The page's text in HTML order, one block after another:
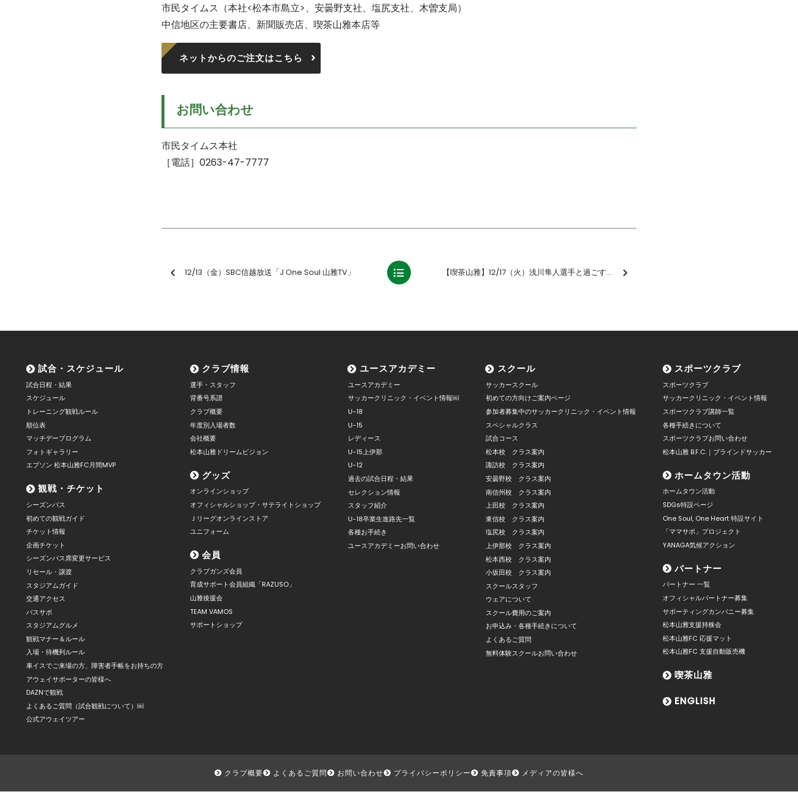
市民タイムス（本社<松本市島立>、安曇野支社、塩尻支社、木曽支局）
中信地区の主要書店、新聞販売店、喫茶山雅本店等
ネットからのご注文はこちら
お問い合わせ
市民タイムス本社
［電話］0263-47-7777
12/13（金）SBC信越放送「J One Soul 山雅TV」 【喫茶山雅】12/17（火）浅川隼人選手と過ごす「感謝のひととき」開催のお知らせ
試合・スケジュール
試合日程・結果
スケジュール
トレーニング観戦ルール
順位表
マッチデープログラム
フォトギャラリー
エプソン 松本山雅FC月間MVP
観戦・チケット
シーズンパス
初めての観戦ガイド
チケット情報
企画チケット
シーズンパス席変更サービス
リセール・譲渡
スタジアムガイド
交通アクセス
バスサポ
スタジアムグルメ
観戦マナー＆ルール
入場・待機列ルール
車イスでご来場の方、障害者手帳をお持ちの方
アウェイサポーターの皆様へ
DAZNで観戦
よくあるご質問（試合観戦について）￼
公式アウェイツアー
クラブ情報
選手・スタッフ
背番号系譜
クラブ概要
年度別入場者数
会社概要
松本山雅ドリームビジョン
グッズ
オンラインショップ
オフィシャルショップ・サテライトショップ
Ｊリーグオンラインストア
ユニフォーム
会員
クラブガンズ会員
育成サポート会員組織「RAZUSO」
山雅後援会
TEAM VAMOS
サポートショップ
ユースアカデミー
ユースアカデミー
サッカークリニック・イベント情報￼
U-18
U-15
レディース
U-15上伊那
U-12
過去の試合日程・結果
セレクション情報
スタッフ紹介
U-18卒業生進路先一覧
各種お手続き
ユースアカデミーお問い合わせ
スクール
サッカースクール
初めての方向けご案内ページ
参加者募集中のサッカークリニック・イベント情報
スペシャルクラス
試合コース
松本校 クラス案内
諏訪校 クラス案内
安曇野校 クラス案内
南信州校 クラス案内
上田校 クラス案内
東信校 クラス案内
塩尻校 クラス案内
上伊那校 クラス案内
松本西校 クラス案内
小坂田校 クラス案内
スクールスタッフ
ウェアについて
スクール費用のご案内
お申込み・各種手続きについて
よくあるご質問
無料体験スクールお問い合わせ
スポーツクラブ
スポーツクラブ
サッカークリニック・イベント情報
スポーツクラブ講師一覧
各種手続きについて
スポーツクラブお問い合わせ
松本山雅 B.F.C.｜ブラインドサッカー
ホームタウン活動
ホームタウン活動
SDGs特設ページ
One Soul, One Heart 特設サイト
「ママサポ」プロジェクト
YANAGA気候アクション
パートナー
パートナー 一覧
オフィシャルパートナー募集
サポーティングカンパニー募集
松本山雅支援持株会
松本山雅FC 応援マット
松本山雅FC 支援自動販売機
喫茶山雅
ENGLISH
クラブ概要 よくあるご質問 お問い合わせ プライバシーポリシー 免責事項 メディアの皆様へ